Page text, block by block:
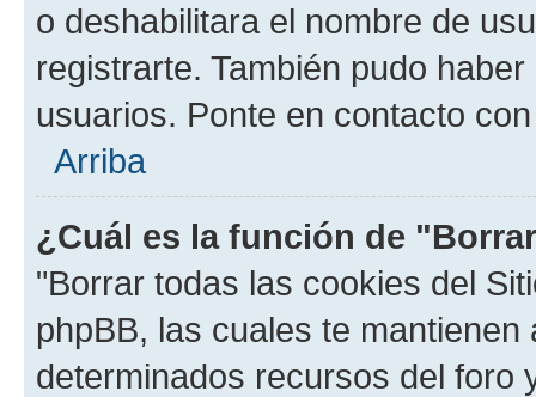
o deshabilitara el nombre de
registrarte. También pudo
usuarios. Ponte en contacto
Arriba
¿Cuál es la función de
"Borrar todas las cookies del
phpBB, las cuales te
determinados recursos del foro